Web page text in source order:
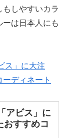
もしやすいカラ
は日本人にも
アビス」に
おすすめコ